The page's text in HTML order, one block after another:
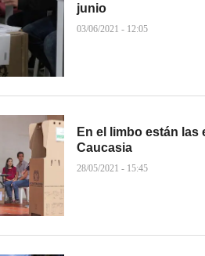
junio
03/06/2021 - 12:05
En el limbo están
Caucasia
28/05/2021 - 15:45